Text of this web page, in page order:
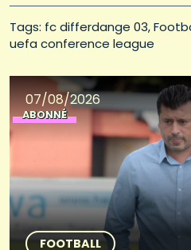
Tags: fc differdange 03
uefa conference league
07/08/2026
ABONNÉ
FOOTBALL